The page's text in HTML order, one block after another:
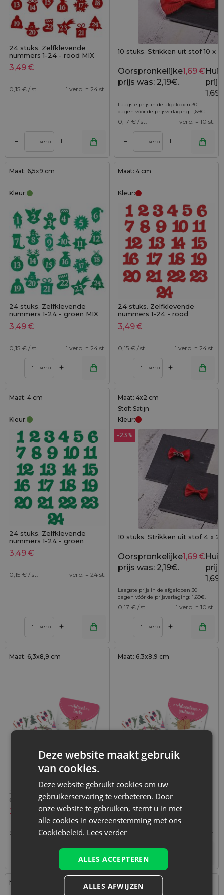
24 stuks. Zelfklevende
nummers 1-24 - rood MIX
3,49€
0,15 € / st. 1 verp. = 24 st.
– verp. +
10 stuks. Strikken uit stof 10 x
Oorspronkelijke
prijs was: 2,19€.
1,69€
prijs
Laagste prijs in de afgelopen 30
dagen vóór de prijsverlaging:1,69€.
0,17 € / st. 1 verp. = 10 st.
– verp. +
Maat: 6,5x9 cm
Kleur:
24 stuks. Zelfklevende
nummers 1-24 - groen MIX
3,49€
0,15 € / st. 1 verp. = 24 st.
– verp. +
Maat: 4 cm
Kleur:
24 stuks. Zelfklevende
nummers 1-24 - rood
3,49€
0,15 € / st. 1 verp. = 24 st.
– verp. +
Maat: 4 cm
Kleur:
24 stuks. Zelfklevende
nummers 1-24 - groen
3,49€
0,15 € / st. 1 verp. = 24 st.
– verp. +
Maat: 4x2 cm
Stof: Satijn
Kleur:
-23%
10 stuks. Strikken uit stof 4 x 2
Oorspronkelijke
prijs was: 2,19€.
1,69€
prijs
Laagste prijs in de afgelopen 30
dagen vóór de prijsverlaging:1,69€.
0,17 € / st. 1 verp. = 10 st.
– verp. +
Maat: 6,3x8,9 cm
33 stuks Taakkaarten voor
de adventskalender (EN)
2,89
0,09 € / st. 1 verp. = 33 st.
+
Maat: 6,3x8,9 cm
33 stuks Taakkaarten voor
de adventskalender (PL)
2,89€
0,09 1 verp. = 33 st.
+
Maat: 6,3x8,9 cm
Deze website maakt gebruik
van cookies.
Deze website gebruikt cookies om uw
gebruikerservaring te verbeteren. Door
onze website te gebruiken, stemt u in met
alle cookies in overeenstemming met ons
Cookiebeleid. Lees verder
ALLES ACCEPTEREN
ALLES AFWIJZEN